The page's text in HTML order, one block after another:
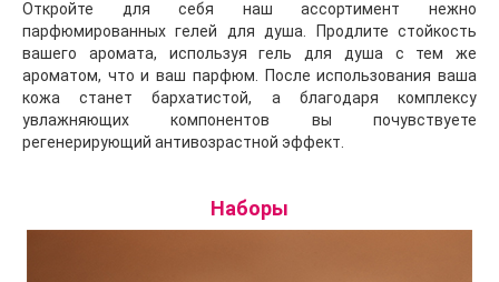
Откройте для себя наш ассортимент нежно
парфюмированных гелей для душа. Продлите стойкость
вашего аромата, используя гель для душа с тем же
ароматом, что и ваш парфюм. После использования ваша
кожа станет бархатистой, а благодаря комплексу
увлажняющих компонентов вы почувствуете
регенерирующий антивозрастной эффект.
Наборы